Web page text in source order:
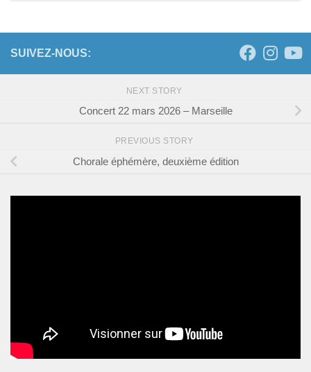
SUIVEZ-NOUS:
NEXT STORY
Concert 22 mars 2026 – Marseille
PREVIOUS STORY
Chorale éphémère, deuxième édition